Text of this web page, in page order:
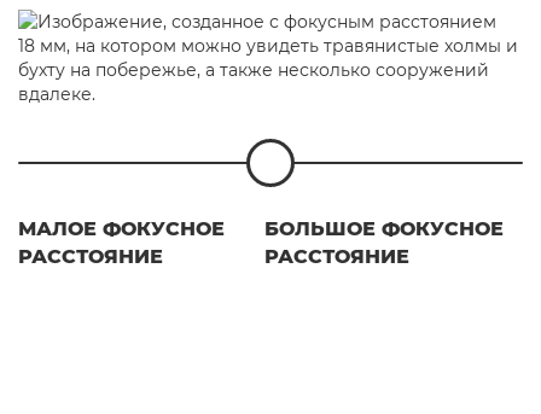
МАЛОЕ ФОКУСНОЕ
РАССТОЯНИЕ
БОЛЬШОЕ ФОКУСНОЕ
РАССТОЯНИЕ